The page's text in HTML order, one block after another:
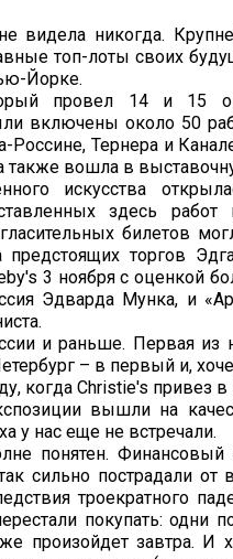
видела никогда.
топ-лоты своих
Йорке.
провел 14 и 15
включены около 50
Россине, Тернера и
также вошла в
искусства
здесь
билетов
торгов
3 ноября с оценкой
Эдварда Мунка, и
и раньше. Первая из
– в первый и,
когда Christie's привез
вышли на
у нас еще не встречали.
понятен. Финансовый
сильно пострадали от
троекратного
покупать: одни
произойдет завтра. И